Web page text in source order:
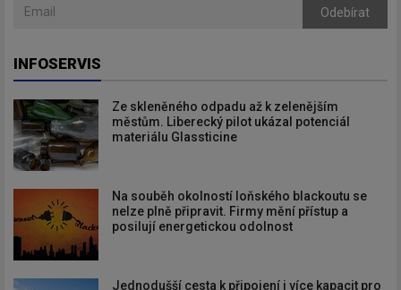
Odebírat
INFOSERVIS
Ze skleněného odpadu až k zelenějším
městům. Liberecký pilot ukázal potenciál
materiálu Glassticine
Na souběh okolností loňského blackoutu se
nelze plně připravit. Firmy mění přístup a
posilují energetickou odolnost
Jednodušší cesta k připojení i více kapacit pro